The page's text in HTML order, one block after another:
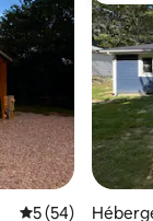
: 4,98 sur 5
Évaluation
5 (54)